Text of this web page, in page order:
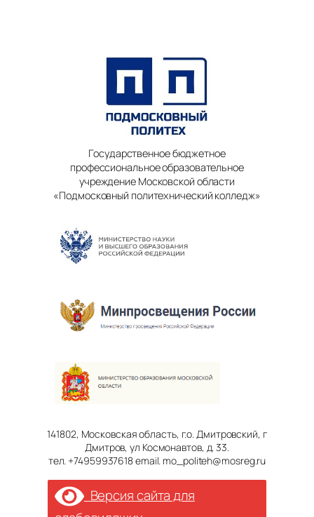
Государственное бюджетное
профессиональное образовательное
учреждение Московской области
«Подмосковный политехнический колледж»
141802, Московская область, г.о. Дмитровский, г
Дмитров, ул Космонавтов, д. 33.
тел. +74959937618 email. mo_politeh@mosreg.ru
Версия сайта для